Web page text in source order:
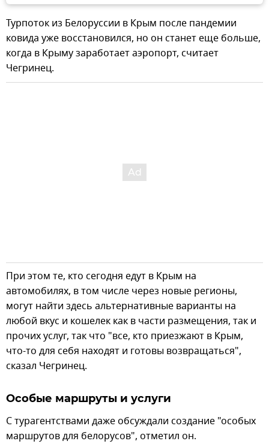
Турпоток из Белоруссии в Крым после пандемии
ковида уже восстановился, но он станет еще больше,
когда в Крыму заработает аэропорт, считает
Чегринец.
При этом те, кто сегодня едут в Крым на
автомобилях, в том числе через новые регионы,
могут найти здесь альтернативные варианты на
любой вкус и кошелек как в части размещения, так и
прочих услуг, так что "все, кто приезжают в Крым,
что-то для себя находят и готовы возвращаться",
сказал Чегринец.
Особые маршруты и услуги
С турагентствами даже обсуждали создание "особых
маршрутов для белорусов", отметил он.